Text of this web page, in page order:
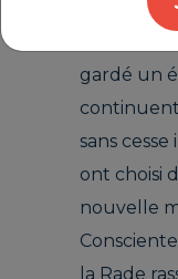
passées
gardé un
sans cesse
ont choisi
nouvelle
la Rade